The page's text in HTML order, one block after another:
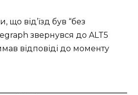
що від’їзд був “без
звернувся до ALT5
відповіді до моменту